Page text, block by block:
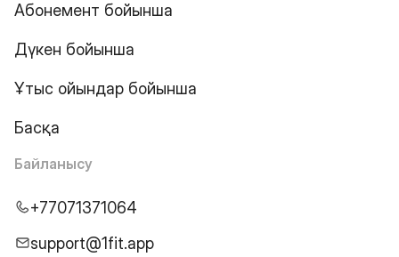
Абонемент бойынша
Дүкен бойынша
Ұтыс ойындар бойынша
Басқа
Байланысу
+77071371064
support@1fit.app